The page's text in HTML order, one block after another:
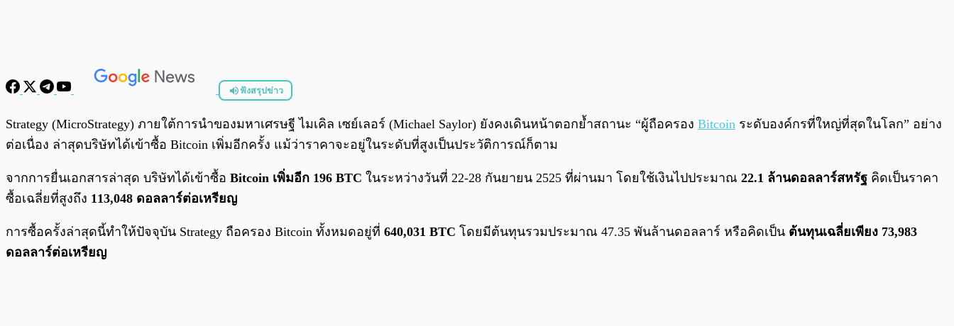
ฟังสรุปข่าว
พร้อมเล่น 0:00/0:00
Strategy (MicroStrategy) ภายใต้การนำของมหาเศรษฐี ไมเคิล เซย์เลอร์ (Michael Saylor) ยังคงเดินหน้าตอกย้ำสถานะ “ผู้ถือครอง Bitcoin ระดับองค์กรที่ใหญ่ที่สุดในโลก” อย่าง
ต่อเนื่อง ล่าสุดบริษัทได้เข้าซื้อ Bitcoin เพิ่มอีกครั้ง แม้ว่าราคาจะอยู่ในระดับที่สูงเป็นประวัติการณ์ก็ตาม
จากการยื่นเอกสารล่าสุด บริษัทได้เข้าซื้อ Bitcoin เพิ่มอีก 196 BTC ในระหว่างวันที่ 22-28 กันยายน 2525 ที่ผ่านมา โดยใช้เงินไปประมาณ 22.1 ล้านดอลลาร์สหรัฐ คิดเป็นราคา
ซื้อเฉลี่ยที่สูงถึง 113,048 ดอลลาร์ต่อเหรียญ
การซื้อครั้งล่าสุดนี้ทำให้ปัจจุบัน Strategy ถือครอง Bitcoin ทั้งหมดอยู่ที่ 640,031 BTC โดยมีต้นทุนรวมประมาณ 47.35 พันล้านดอลลาร์ หรือคิดเป็น ต้นทุนเฉลี่ยเพียง 73,983
ดอลลาร์ต่อเหรียญ